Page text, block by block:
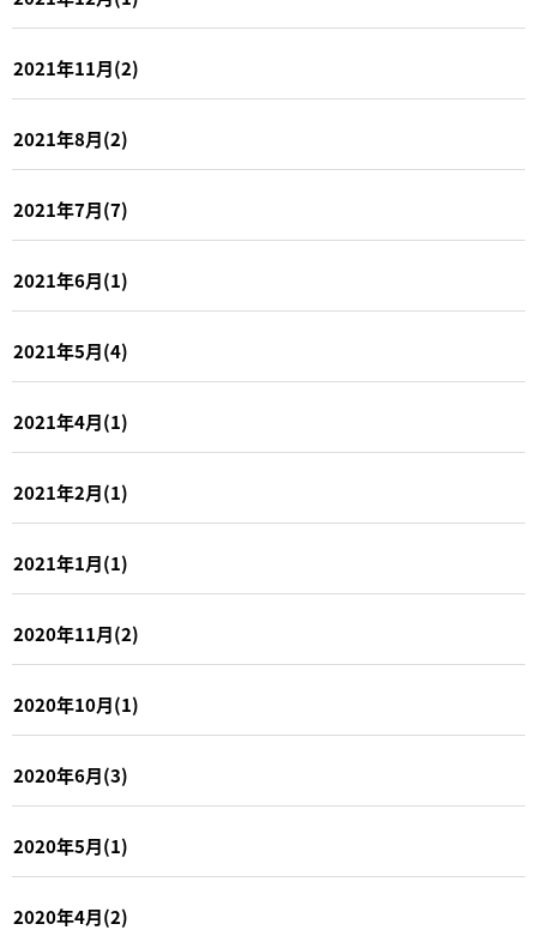
2021年11月(2)
2021年8月(2)
2021年7月(7)
2021年6月(1)
2021年5月(4)
2021年4月(1)
2021年2月(1)
2021年1月(1)
2020年11月(2)
2020年10月(1)
2020年6月(3)
2020年5月(1)
2020年4月(2)